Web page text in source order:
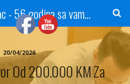
Radio Gradačac - 56 godina sa vama...
20/04/2026
Od 200.000 KM Za